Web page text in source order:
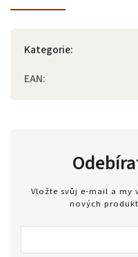
Kategorie:
EAN:
Vložte svůj e-mail a my
nových